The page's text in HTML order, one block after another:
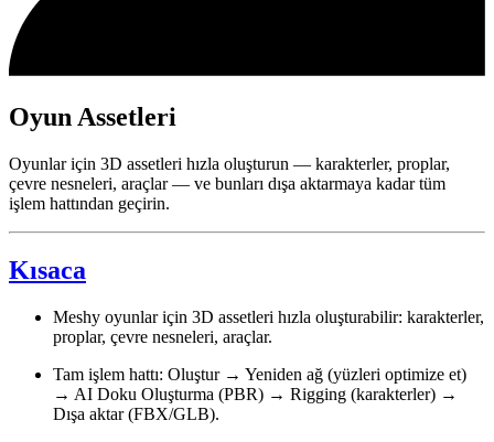
Oyun Assetleri
Oyunlar için 3D assetleri hızla oluşturun — karakterler, proplar,
çevre nesneleri, araçlar — ve bunları dışa aktarmaya kadar tüm
işlem hattından geçirin.
Kısaca
Meshy oyunlar için 3D assetleri hızla oluşturabilir: karakterler,
proplar, çevre nesneleri, araçlar.
Tam işlem hattı: Oluştur → Yeniden ağ (yüzleri optimize et)
→ AI Doku Oluşturma (PBR) → Rigging (karakterler) →
Dışa aktar (FBX/GLB).